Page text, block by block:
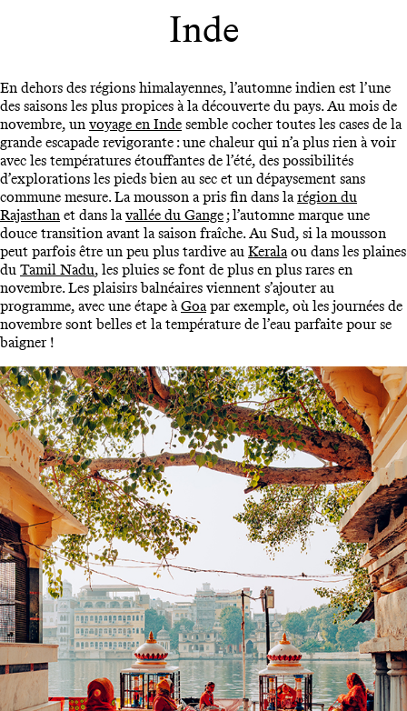
Inde
En dehors des régions himalayennes, l’automne indien est l’une
des saisons les plus propices à la découverte du pays. Au mois de
novembre, un voyage en Inde semble cocher toutes les cases de la
grande escapade revigorante : une chaleur qui n’a plus rien à voir
avec les températures étouffantes de l’été, des possibilités
d’explorations les pieds bien au sec et un dépaysement sans
commune mesure. La mousson a pris fin dans larégion du
Rajasthan et dans lavallée du Gange ; l’automne marque une
douce transition avant la saison fraîche. Au Sud, si la mousson
peut parfois être un peu plus tardive au Keralaou dans les plaines
du Tamil Nadu, les pluies se font de plus en plus rares en
novembre. Les plaisirs balnéaires viennent s’ajouter au
programme, avec une étape àGoapar exemple, où les journées de
novembre sont belles et la température de l’eau parfaite pour se
baigner !